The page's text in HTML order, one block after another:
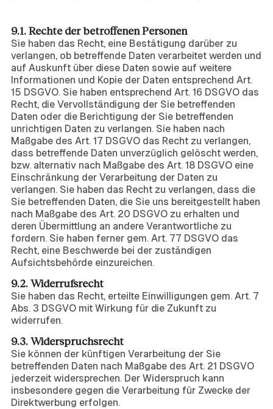
9.1. Rechte der betroffenen Personen
Sie haben das Recht, eine Bestätigung darüber zu
verlangen, ob betreffende Daten verarbeitet werden und
auf Auskunft über diese Daten sowie auf weitere
Informationen und Kopie der Daten entsprechend Art.
15 DSGVO. Sie haben entsprechend Art. 16 DSGVO das
Recht, die Vervollständigung der Sie betreffenden
Daten oder die Berichtigung der Sie betreffenden
unrichtigen Daten zu verlangen. Sie haben nach
Maßgabe des Art. 17 DSGVO das Recht zu verlangen,
dass betreffende Daten unverzüglich gelöscht werden,
bzw. alternativ nach Maßgabe des Art. 18 DSGVO eine
Einschränkung der Verarbeitung der Daten zu
verlangen. Sie haben das Recht zu verlangen, dass die
Sie betreffenden Daten, die Sie uns bereitgestellt haben
nach Maßgabe des Art. 20 DSGVO zu erhalten und
deren Übermittlung an andere Verantwortliche zu
fordern. Sie haben ferner gem. Art. 77 DSGVO das
Recht, eine Beschwerde bei der zuständigen
Aufsichtsbehörde einzureichen.
9.2. Widerrufsrecht
Sie haben das Recht, erteilte Einwilligungen gem. Art. 7
Abs. 3 DSGVO mit Wirkung für die Zukunft zu
widerrufen.
9.3. Widerspruchsrecht
Sie können der künftigen Verarbeitung der Sie
betreffenden Daten nach Maßgabe des Art. 21 DSGVO
jederzeit widersprechen. Der Widerspruch kann
insbesondere gegen die Verarbeitung für Zwecke der
Direktwerbung erfolgen.